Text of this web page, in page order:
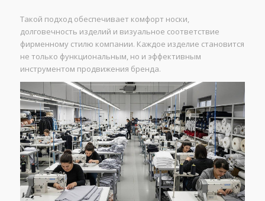
Такой подход обеспечивает комфорт носки,
долговечность изделий и визуальное соответствие
фирменному стилю компании. Каждое изделие становится
не только функциональным, но и эффективным
инструментом продвижения бренда.